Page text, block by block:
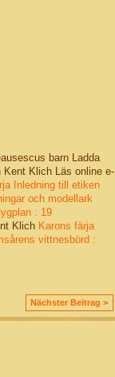
barn Ladda
Klich Läs online e-
Inledning till etiken
och modellark
: 19
Klich Karons färja
vittnesbörd :
Nächster Beitrag >